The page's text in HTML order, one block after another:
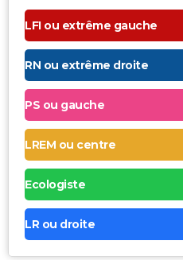
LFI ou extrême gauche
RN ou extrême droite
PS ou gauche
LREM ou centre
Ecologiste
LR ou droite